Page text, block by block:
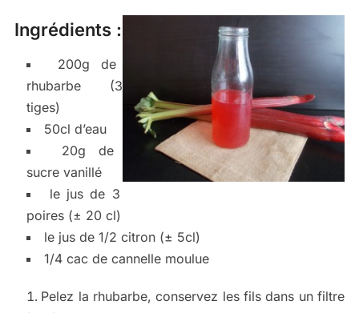
Ingrédients :
200g de
rhubarbe (3
tiges)
50cl d’eau
20g de
sucre vanillé
le jus de 3
poires (± 20 cl)
le jus de 1/2 citron (± 5cl)
1/4 cac de cannelle moulue
Pelez la rhubarbe, conservez les fils dans un filtre